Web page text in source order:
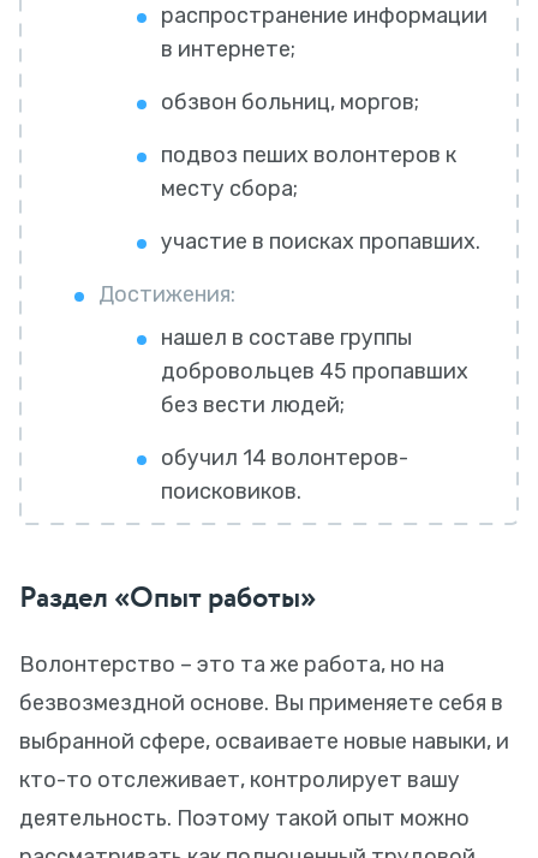
распространение информации
в интернете;
обзвон больниц, моргов;
подвоз пеших волонтеров к
месту сбора;
участие в поисках пропавших.
Достижения:
нашел в составе группы
добровольцев 45 пропавших
без вести людей;
обучил 14 волонтеров-
поисковиков.
Раздел «Опыт работы»
Волонтерство – это та же работа, но на
безвозмездной основе. Вы применяете себя в
выбранной сфере, осваиваете новые навыки, и
кто-то отслеживает, контролирует вашу
деятельность. Поэтому такой опыт можно